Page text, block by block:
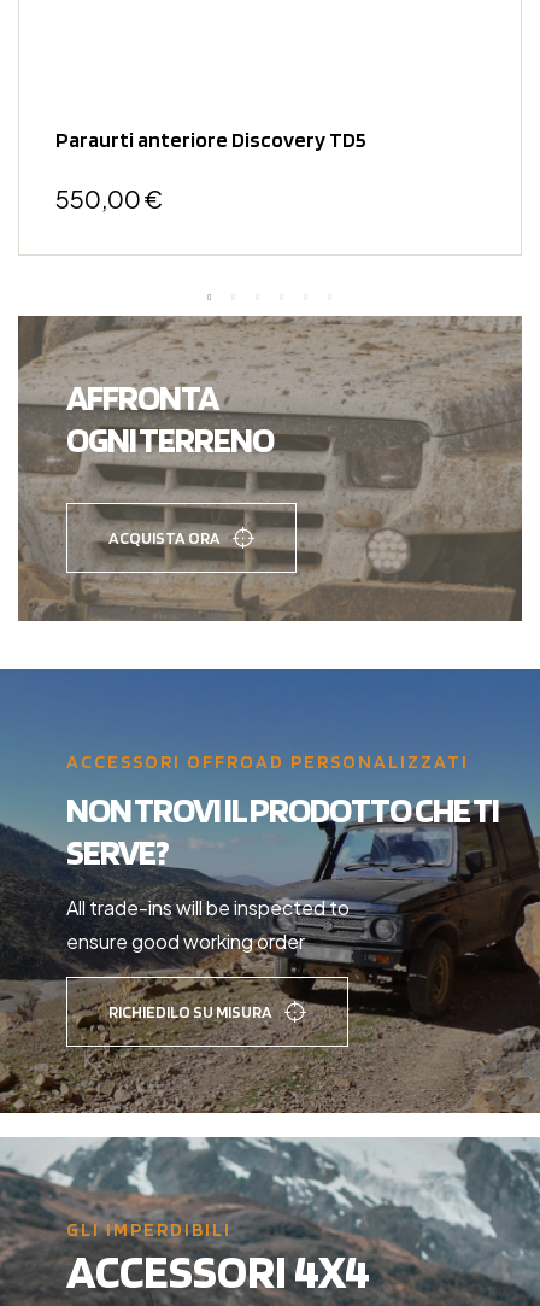
Paraurti anteriore Discovery TD5
550,00 €
AFFRONTA
OGNI TERRENO
ACQUISTA ORA
ACCESSORI OFFROAD PERSONALIZZATI
NON TROVI IL PRODOTTO CHE TI
SERVE?
All trade-ins will be inspected to
ensure good working order
RICHIEDILO SU MISURA
GLI IMPERDIBILI
ACCESSORI 4X4